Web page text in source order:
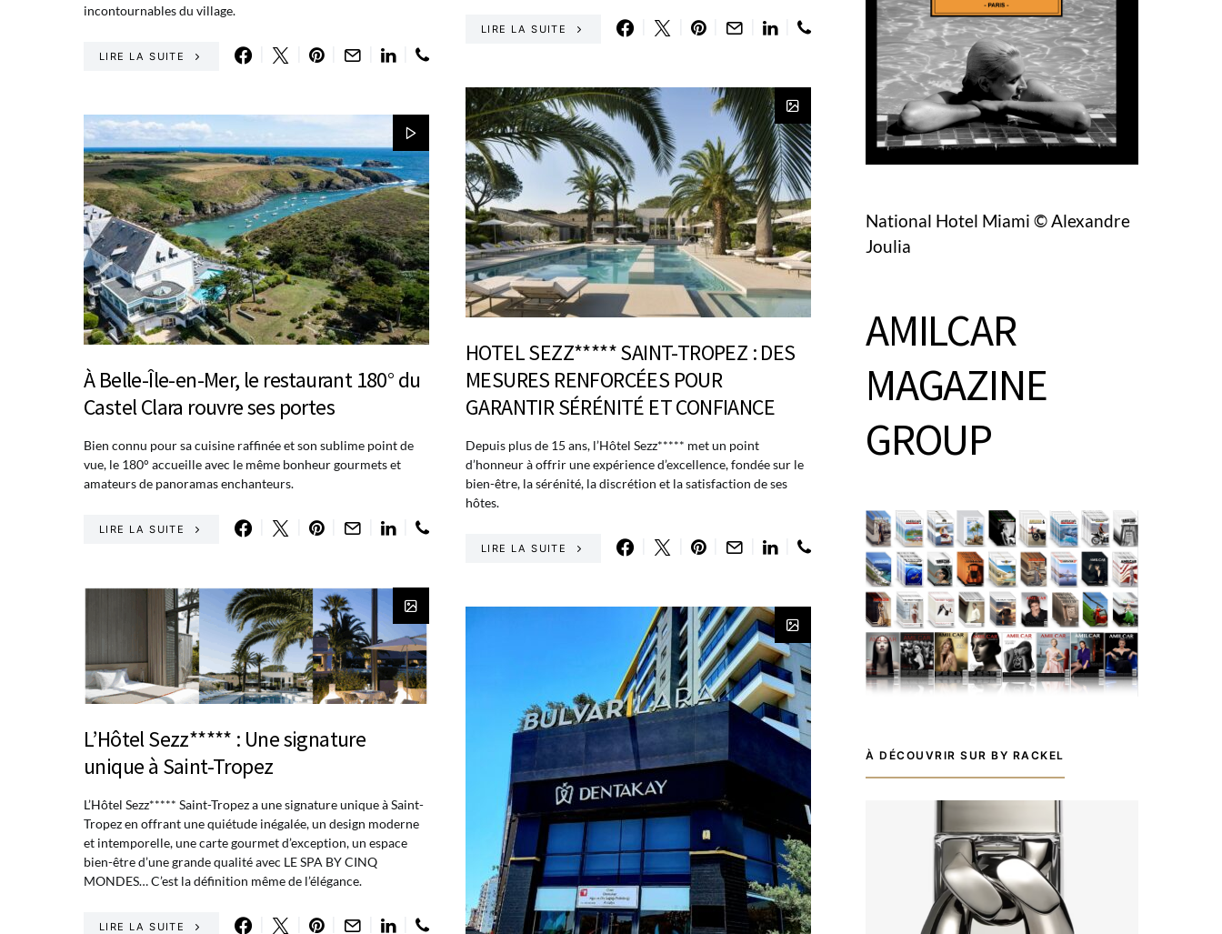
incontournables du village.
LIRE LA SUITE
À Belle-Île-en-Mer, le restaurant 180° du
Castel Clara rouvre ses portes
Bien connu pour sa cuisine raffinée et son sublime point de
vue, le 180° accueille avec le même bonheur gourmets et
amateurs de panoramas enchanteurs.
LIRE LA SUITE
L’Hôtel Sezz***** : Une signature
unique à Saint-Tropez
L’Hôtel Sezz***** Saint-Tropez a une signature unique à Saint-
Tropez en offrant une quiétude inégalée, un design moderne
et intemporelle, une carte gourmet d’exception, un espace
bien-être d’une grande qualité avec LE SPA BY CINQ
MONDES… C’est la définition même de l’élégance.
LIRE LA SUITE
LIRE LA SUITE
HOTEL SEZZ***** SAINT-TROPEZ : DES
MESURES RENFORCÉES POUR
GARANTIR SÉRÉNITÉ ET CONFIANCE
Depuis plus de 15 ans, l’Hôtel Sezz***** met un point
d’honneur à offrir une expérience d’excellence, fondée sur le
bien-être, la sérénité, la discrétion et la satisfaction de ses
hôtes.
LIRE LA SUITE
National Hotel Miami © Alexandre
Joulia
AMILCAR
MAGAZINE
GROUP
À DÉCOUVRIR SUR BY RACKEL